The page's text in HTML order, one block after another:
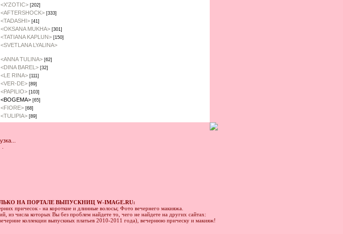
[202]
[333]
[41]
MUKHA> [301]
KAPLUN> [150]
LYALINA>
TULINA> [62]
BAREL> [32]
RINA> [111]
DE> [89]
[103]
[65]
[68]
[89]
НА ПОРТАЛЕ ВЫПУСКНИЦ W-IMAGE.RU:
причесок - на короткие и длинные волосы; Фото вечернего макияжа.
из числа которых Вы без проблем найдете то, чего не найдете на других сайтах:
коллекции выпускных платьев 2010-2011 года), вечернюю прическу и макияж!